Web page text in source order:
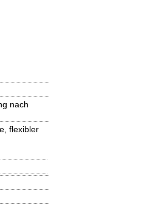
nach
flexibler